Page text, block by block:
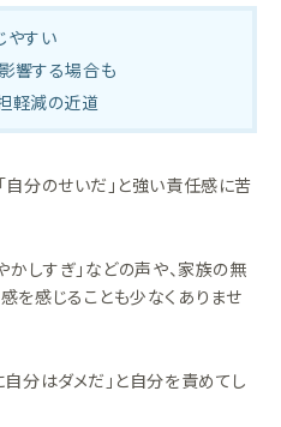
やすい
響する場合も
軽減の近道
分のせいだ」と強い責任感に苦
かしすぎ」などの声や、家族の無
を感じることも少なくありませ
分はダメだ」と自分を責めてし